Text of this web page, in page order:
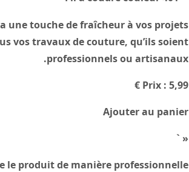
une touche de fraîcheur à vos projets
vos travaux de couture, qu’ils soient
professionnels ou artisanaux.
Prix : 5,99 €
Ajouter au panier
« `
le produit de manière professionnelle,